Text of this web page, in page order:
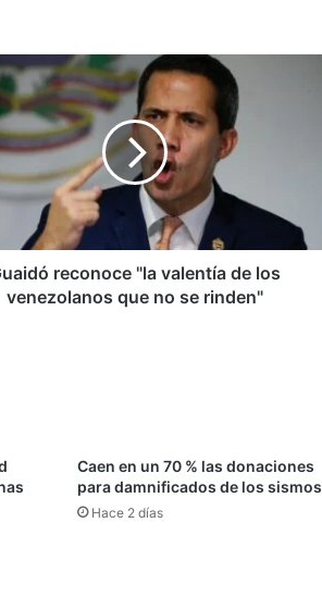
reconoce "la valentía de los
venezolanos que no se rinden"
Caen en un 70 % las donaciones
para damnificados de los sismos
Hace 2 días